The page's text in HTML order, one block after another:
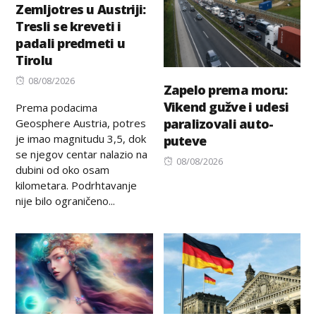
Zemljotres u Austriji:
Tresli se kreveti i
padali predmeti u
Tirolu
Posted
08/08/2026
Prema podacima
Geosphere Austria, potres
je imao magnitudu 3,5, dok
se njegov centar nalazio na
dubini od oko osam
kilometara. Podrhtavanje
nije bilo ograničeno...
Zapelo prema moru:
Vikend gužve i udesi
paralizovali auto-
puteve
Posted
08/08/2026